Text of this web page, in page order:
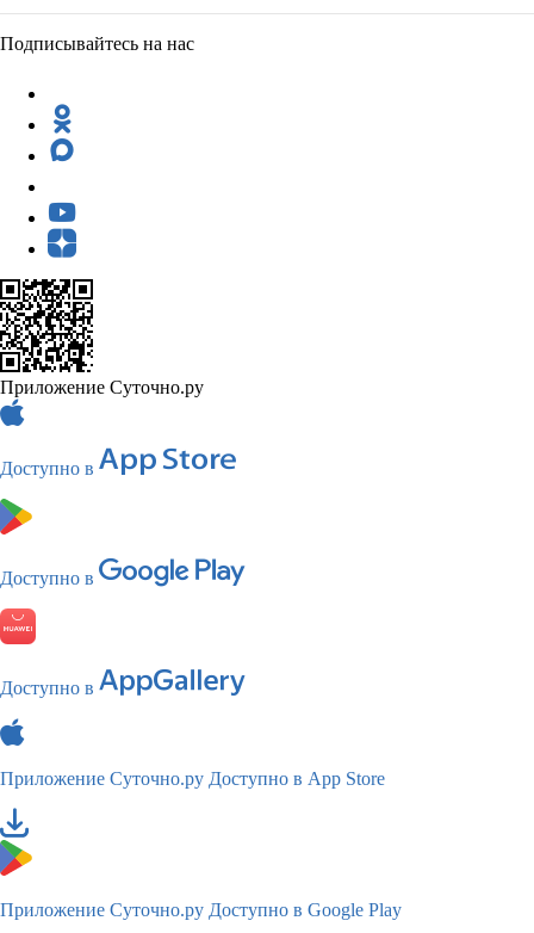
Подписывайтесь на нас
Приложение Суточно.ру
Доступно в
Доступно в
Доступно в
Приложение Суточно.ру Доступно в App Store
Приложение Суточно.ру Доступно в Google Play